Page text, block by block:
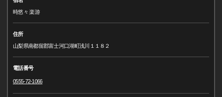
時悠々 楽游
住所
山梨県南都留郡富士河口湖町浅川１１８２
電話番号
0555-72-1066